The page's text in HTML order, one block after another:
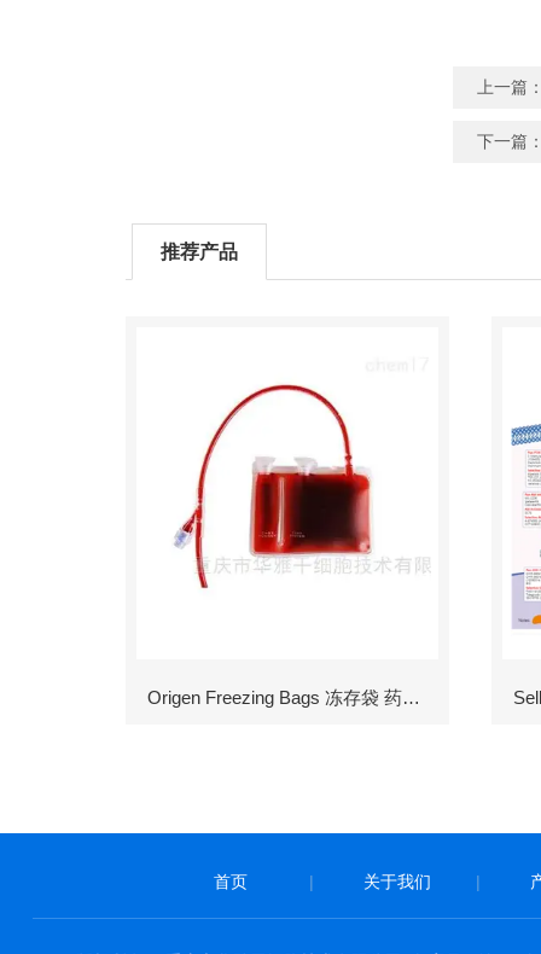
上一篇
下一篇
推荐产品
Origen Freezing Bags 冻存袋 药包材
首页 | 关于我们 |